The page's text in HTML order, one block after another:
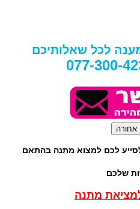
לכל שאלותיכם
077-300-
לכם למצוא מתנה בהתאם
שלכם
מתנה